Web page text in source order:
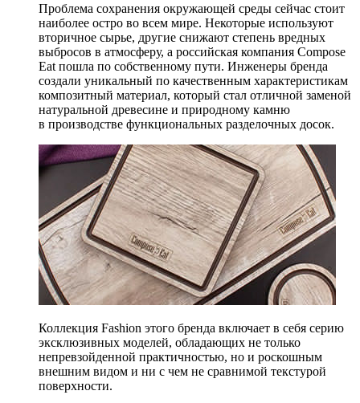
Проблема сохранения окружающей среды сейчас стоит
наиболее остро во всем мире. Некоторые используют
вторичное сырье, другие снижают степень вредных
выбросов в атмосферу, а российская компания Compose
Eat пошла по собственному пути. Инженеры бренда
создали уникальный по качественным характеристикам
композитный материал, который стал отличной заменой
натуральной древесине и природному камню
в производстве функциональных разделочных досок.
Коллекция Fashion этого бренда включает в себя серию
эксклюзивных моделей, обладающих не только
непревзойденной практичностью, но и роскошным
внешним видом и ни с чем не сравнимой текстурой
поверхности.